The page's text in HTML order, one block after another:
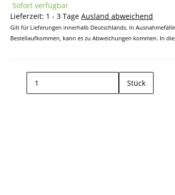
Sofort verfügbar
Lieferzeit: 1 - 3 Tage Ausland abweichend
Gilt für Lieferungen innerhalb Deutschlands. In
Bestellaufkommen, kann es zu Abweichungen kommen. In
Stück